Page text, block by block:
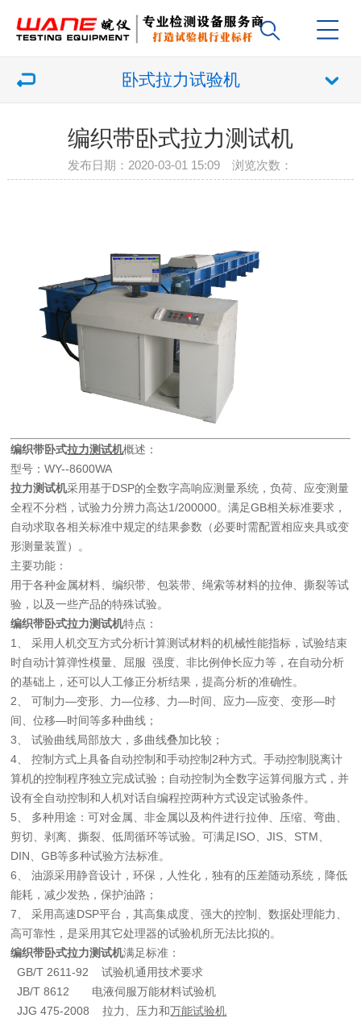
卧式拉力试验机
编织带卧式拉力测试机
发布日期：2020-03-01 15:09 浏览次数：
编织带卧式拉力测试机概述：
型号：WY--8600WA
拉力测试机采用基于DSP的全数字高响应测量系统，负荷、应变测量
全程不分档，试验力分辨力高达1/200000。满足GB相关标准要求，
自动求取各相关标准中规定的结果参数（必要时需配置相应夹具或变
形测量装置）。
主要功能：
用于各种金属材料、编织带、包装带、绳索等材料的拉伸、撕裂等试
验，以及一些产品的特殊试验。
编织带卧式拉力测试机特点：
1、 采用人机交互方式分析计算测试材料的机械性能指标，试验结束
时自动计算弹性模量、屈服 强度、非比例伸长应力等，在自动分析
的基础上，还可以人工修正分析结果，提高分析的准确性。
2、 可制力—变形、力—位移、力—时间、应力—应变、变形—时
间、位移—时间等多种曲线；
3、 试验曲线局部放大，多曲线叠加比较；
4、 控制方式上具备自动控制和手动控制2种方式。手动控制脱离计
算机的控制程序独立完成试验；自动控制为全数字运算伺服方式，并
设有全自动控制和人机对话自编程控两种方式设定试验条件。
5、 多种用途：可对金属、非金属以及构件进行拉伸、压缩、弯曲、
剪切、剥离、撕裂、低周循环等试验。可满足ISO、JIS、STM、
DIN、GB等多种试验方法标准。
6、 油源采用静音设计，环保，人性化，独有的压差随动系统，降低
能耗，减少发热，保护油路；
7、 采用高速DSP平台，其高集成度、强大的控制、数据处理能力、
高可靠性，是采用其它处理器的试验机所无法比拟的。
编织带卧式拉力测试机满足标准：
GB/T 2611-92 试验机通用技术要求
JB/T 8612 电液伺服万能材料试验机
JJG 475-2008 拉力、压力和万能试验机